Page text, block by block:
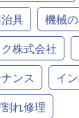
具
機械
株式会社
ンス
イ
れ修理